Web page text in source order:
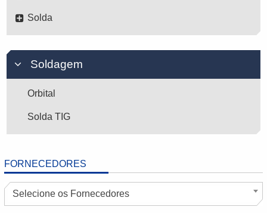
Solda
Soldagem
Orbital
Solda TIG
FORNECEDORES
Selecione os Fornecedores